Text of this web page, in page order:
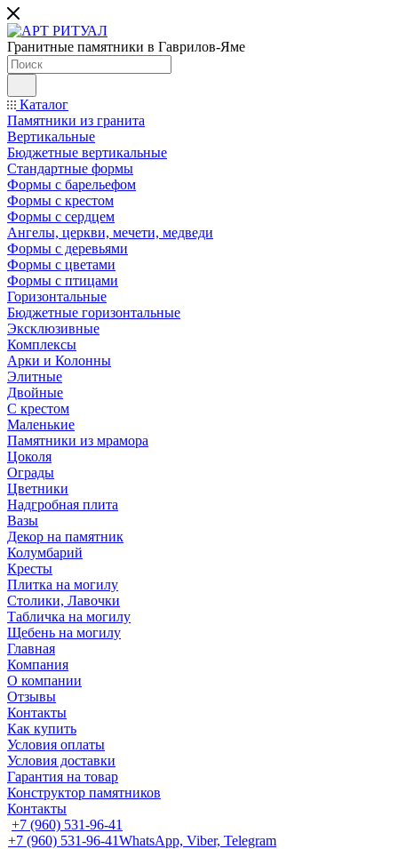
Гранитные памятники в Гаврилов-Яме
Каталог
Памятники из гранита
Вертикальные
Бюджетные вертикальные
Стандартные формы
Формы с барельефом
Формы с крестом
Формы с сердцем
Ангелы, церкви, мечети, медведи
Формы с деревьями
Формы с цветами
Формы с птицами
Горизонтальные
Бюджетные горизонтальные
Эксклюзивные
Комплексы
Арки и Колонны
Элитные
Двойные
С крестом
Маленькие
Памятники из мрамора
Цоколя
Ограды
Цветники
Надгробная плита
Вазы
Декор на памятник
Колумбарий
Кресты
Плитка на могилу
Столики, Лавочки
Табличка на могилу
Щебень на могилу
Главная
Компания
О компании
Отзывы
Контакты
Как купить
Условия оплаты
Условия доставки
Гарантия на товар
Конструктор памятников
Контакты
+7 (960) 531-96-41
+7 (960) 531-96-41WhatsApp, Viber, Telegram